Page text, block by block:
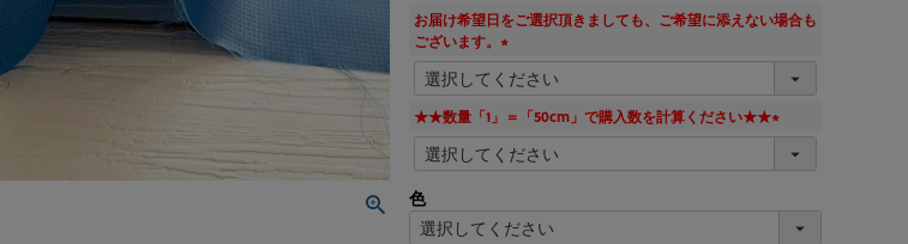
須
お届け希望日をご選択頂きましても、ご希望に添えない場合も
ございます。
(
必
須
)
★★数量「1」＝「50cm」で購入数を計算ください★★
(
必
)
色